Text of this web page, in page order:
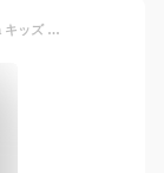
プーマ ジュニア サッカー 帽子 キャップ puma キッズ フットボールキャップ 男の子 小学生 子供 54cm 55cm 56cm 57cm サッカーボール フ